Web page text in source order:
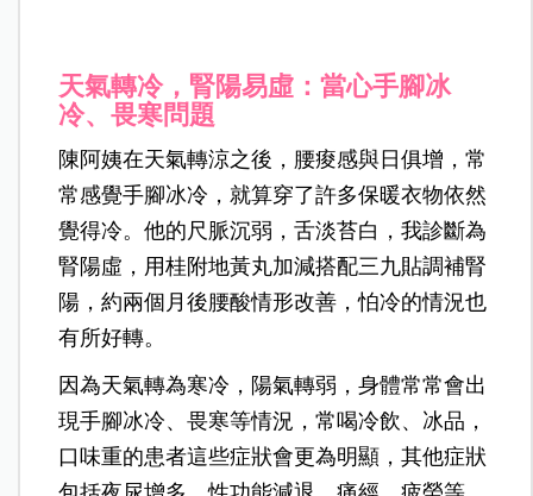
天氣轉冷，腎陽易虛：當心手腳冰
冷、畏寒問題
陳阿姨在天氣轉涼之後，腰痠感與日俱增，常
常感覺手腳冰冷，就算穿了許多保暖衣物依然
覺得冷。他的尺脈沉弱，舌淡苔白，我診斷為
腎陽虛，用桂附地黃丸加減搭配三九貼調補腎
陽，約兩個月後腰酸情形改善，怕冷的情況也
有所好轉。
因為天氣轉為寒冷，陽氣轉弱，身體常常會出
現手腳冰冷、畏寒等情況，常喝冷飲、冰品，
口味重的患者這些症狀會更為明顯，其他症狀